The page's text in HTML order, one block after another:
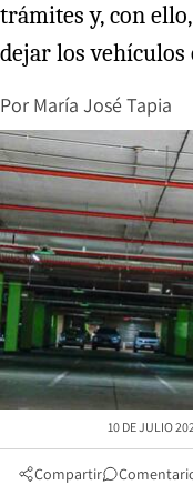
trámites y, con
dejar los vehículos
Por María José Tapia
10 DE JULIO
Compartir